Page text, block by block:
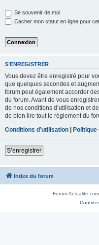
Se souvenir de moi
Cacher mon statut en ligne pour
S’ENREGISTRER
Vous devez être enregistré pour
que quelques secondes et
forum peut également accorder
du forum. Avant de vous
de nos conditions d’utilisation et
de bien lire tout le règlement du
Conditions d’utilisation | Politique
S’enregistrer
Index du forum
Forum-